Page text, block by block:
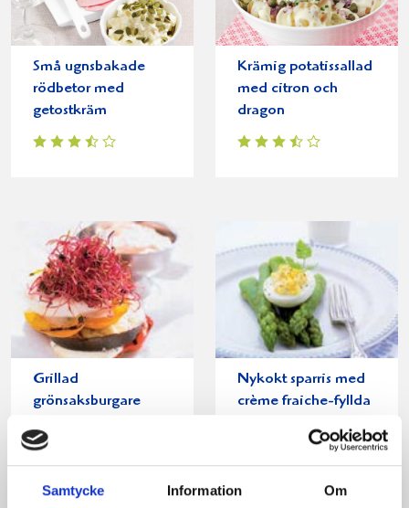
Samtycke Information Om
Små ugnsbakade
rödbetor med
getostkräm
Krämig potatissallad
med citron och
dragon
Grillad
grönsaksburgare
mozzarella
Nykokt sparris med
crème fraiche-fyllda